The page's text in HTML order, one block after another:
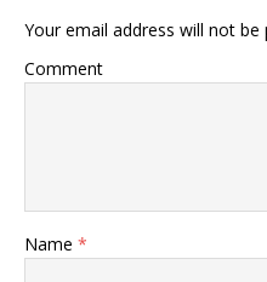
Your email address will not be
Comment
Name *